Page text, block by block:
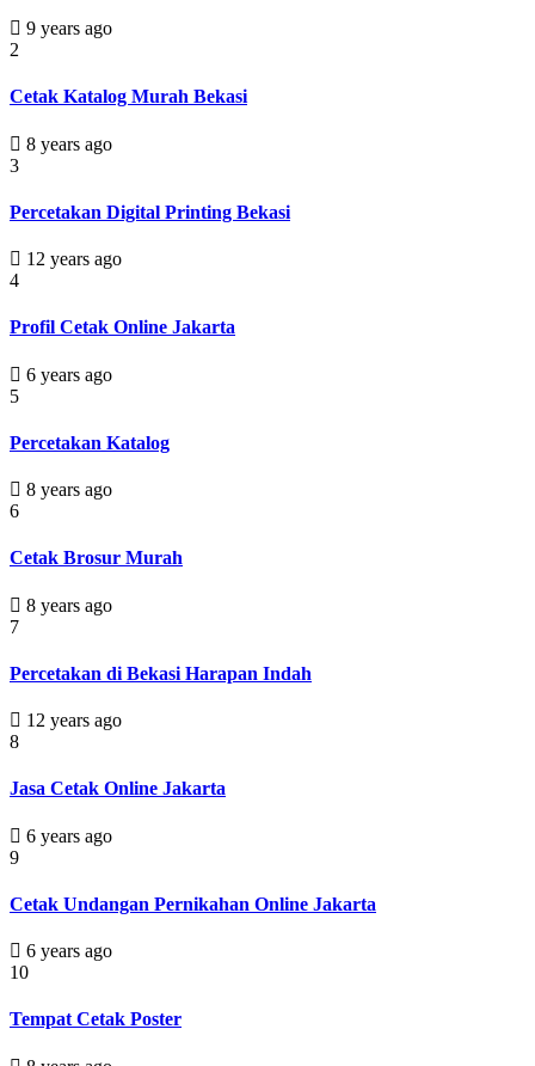
9 years ago
2
Cetak Katalog Murah Bekasi
8 years ago
3
Percetakan Digital Printing Bekasi
12 years ago
4
Profil Cetak Online Jakarta
6 years ago
5
Percetakan Katalog
8 years ago
6
Cetak Brosur Murah
8 years ago
7
Percetakan di Bekasi Harapan Indah
12 years ago
8
Jasa Cetak Online Jakarta
6 years ago
9
Cetak Undangan Pernikahan Online Jakarta
6 years ago
10
Tempat Cetak Poster